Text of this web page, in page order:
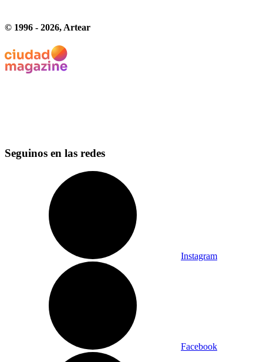
© 1996 - 2026, Artear
Seguinos en las redes
Instagram
Facebook